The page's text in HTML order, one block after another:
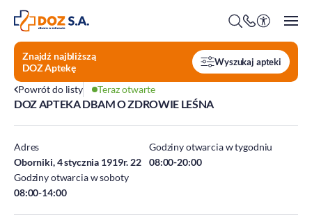
O firmie
Praca w Centrali
ESG
Znajdź najbliższą
DOZ Aptekę
Wyszukaj apteki
Powrót do listy Teraz otwarte
DOZ APTEKA DBAM O ZDROWIE LEŚNA
Adres
Oborniki, 4 stycznia 1919r. 22
Godziny otwarcia w tygodniu
08:00-20:00
Godziny otwarcia w soboty
08:00-14:00